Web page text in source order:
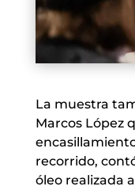
La muestra
Marcos López
recorrido,
óleo realizada